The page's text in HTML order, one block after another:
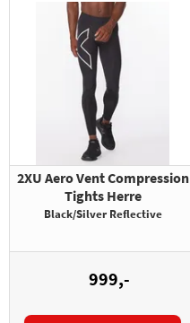
2XU Aero Vent Compression
Tights Herre
Black/Silver Reflective
999,-